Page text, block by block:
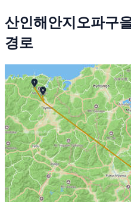
산인해안지오파구
경로